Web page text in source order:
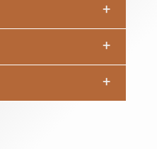
+
+
+